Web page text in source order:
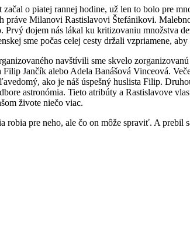
o piatej rannej hodine, už len to bolo pre
práve Milanovi Rastislavovi Štefánikovi.
Prvý dojem nás lákal ku kritizovaniu
sme počas celej cesty držali vzpriamene,
navštívili sme skvelo
Filip Jančík alebo Adela Banášová Vinceová.
ako je náš úspešný huslista Filip.
astronómia. Tieto atribúty a Rastislavove
živote niečo viac.
robia pre neho, ale čo on môže spraviť. A